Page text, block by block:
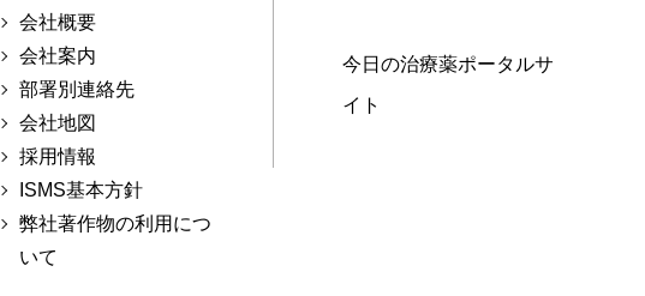
会社概要
会社案内
部署別連絡先
会社地図
採用情報
ISMS基本方針
弊社著作物の利用につ
いて
今日の治療薬ポータルサ
イト